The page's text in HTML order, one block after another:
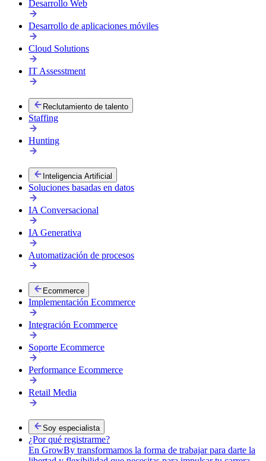
Reclutamiento de talento
Conectamos a tu empresa con especialistas digitales validados.
Desarrollo Web
Desarrollo de aplicaciones móviles
Cloud Solutions
IT Assesstment
Reclutamiento de talento
Staffing
Hunting
Inteligencia Artificial
Soluciones basadas en datos
IA Conversacional
IA Generativa
Automatización de procesos
Ecommerce
Implementación Ecommerce
Integración Ecommerce
Soporte Ecommerce
Performance Ecommerce
Retail Media
Soy especialista
¿Por qué registrarme?
En GrowBy transformamos la forma de trabajar para darte la